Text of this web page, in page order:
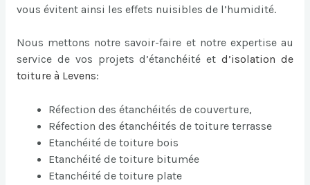
vous évitent ainsi les effets nuisibles de l’humidité.
Nous mettons notre savoir-faire et notre expertise au
service de vos projets d’étanchéité etd’isolation de
toiture à Levens:
Réfection des étanchéités de couverture,
Réfection des étanchéités de toiture terrasse
Etanchéité de toiture bois
Etanchéité de toiture bitumée
Etanchéité de toiture plate